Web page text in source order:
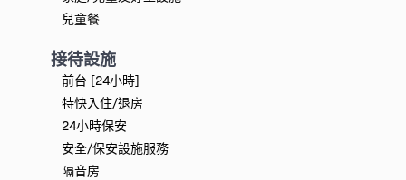
兒童餐
接待設施
前台 [24小時]
特快入住/退房
24小時保安
安全/保安設施服務
隔音房